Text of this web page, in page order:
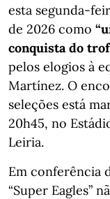
esta segunda-
de 2026 como
conquista do
pelos elogios à
Martínez. O
seleções está
20h45, no
Leiria.
Em conferência
“Super Eagles”